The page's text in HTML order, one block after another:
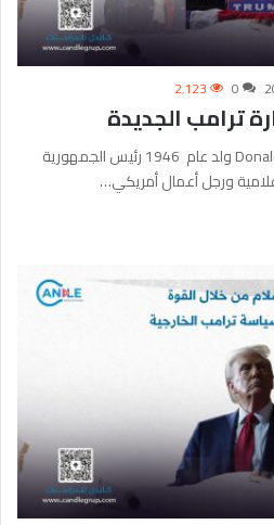
0 2٬123
ترامب الجديدة
دونالد جون ترامب: Donald John Trump‏ ولد عام 1946 رئيس الجمهورية